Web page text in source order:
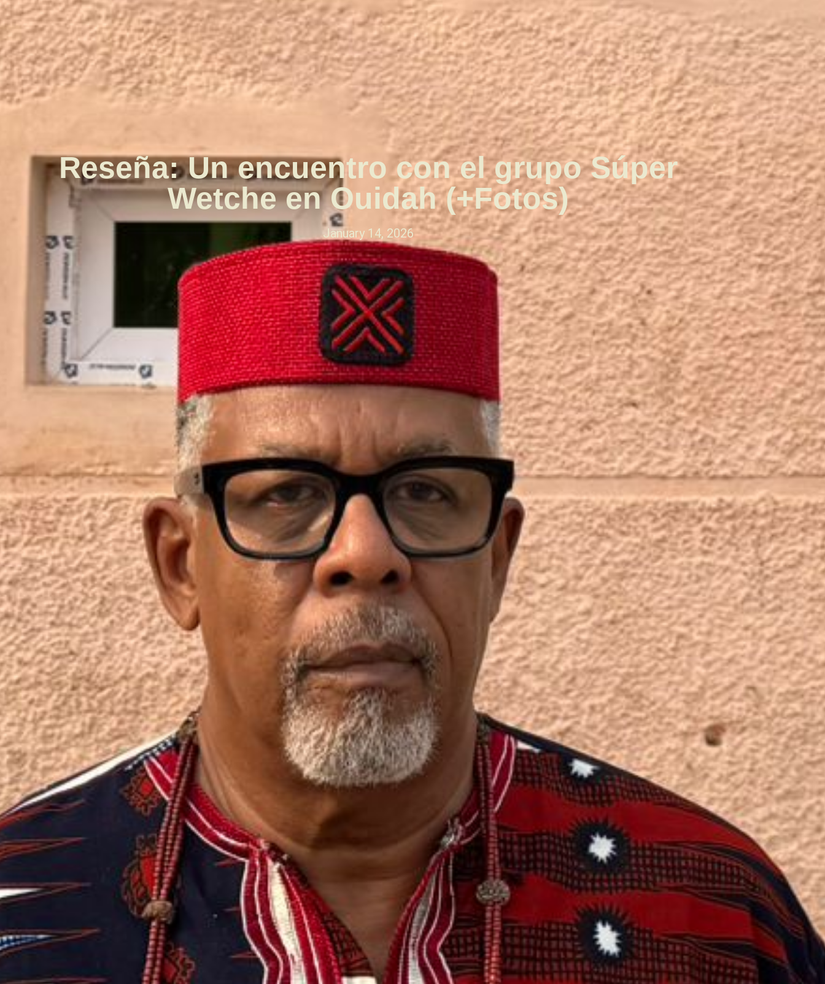
Reseña: Un encuentro con el grupo Súper
Wetche en Ouidah (+Fotos)
January 14, 2026